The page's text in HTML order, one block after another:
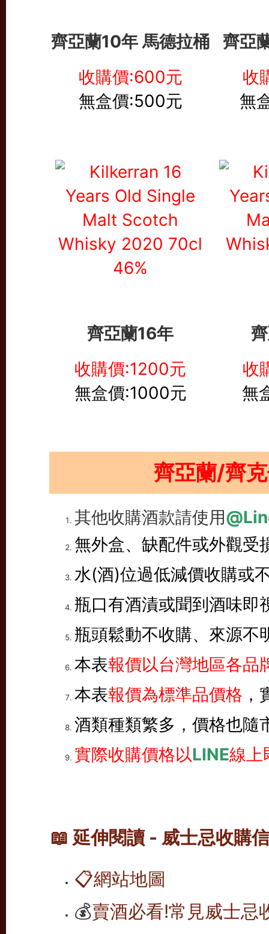
齊亞蘭10年 馬德拉桶
齊亞
收購價:600元
無盒價:500元
收
無
齊亞蘭16年
收購價:1200元
無盒價:1000元
收
無
齊亞蘭/齊
其他收購酒款請使用
無外盒、缺配件或外觀受
水(酒)位過低減價收購或
瓶口有酒漬或聞到酒味即
瓶頭鬆動不收購、來源不
本表報價以台灣地區各品
本表報價為標準品價格
酒類種類繁多，價格也隨
實際收購價格以LINE線上
📖 延伸閱讀 - 威士忌收購
📋網站地圖
💰賣酒必看!常見威士忌